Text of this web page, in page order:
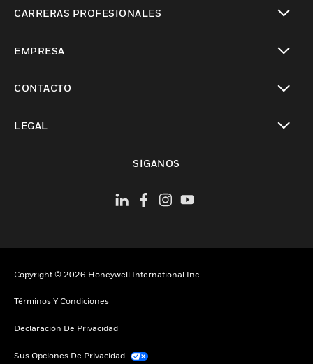
CARRERAS PROFESIONALES
EMPRESA
CONTACTO
LEGAL
SÍGANOS
Copyright © 2026 Honeywell International Inc.
Términos Y Condiciones
Declaración De Privacidad
Sus Opciones De Privacidad